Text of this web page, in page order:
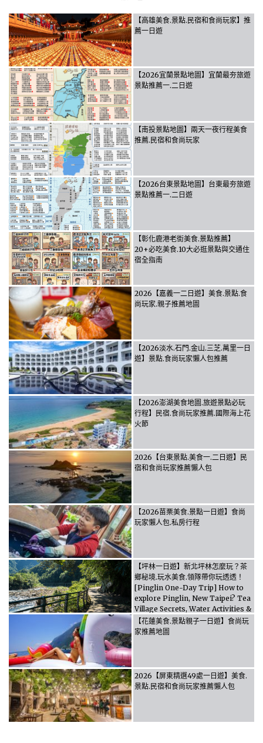
【高雄美食.景點.民宿和食尚玩家】推
薦一日遊
【2026宜蘭景點地圖】宜蘭最夯旅遊
景點推薦一.二日遊
【南投景點地圖】兩天一夜行程美食
推薦.民宿和食尚玩家
【2026台東景點地圖】台東最夯旅遊
景點推薦一.二日遊
【彰化鹿港老街美食.景點推薦】
20+必吃美食.10大必逛景點與交通住
宿全指南
2026【嘉義一二日遊】美食.景點.食
尚玩家.親子推薦地圖
【2026淡水.石門.金山.三芝.萬里一日
遊】景點.食尚玩家懶人包推薦
【2026澎湖美食地圖.旅遊景點必玩
行程】民宿.食尚玩家推薦.國際海上花
火節
2026【台東景點.美食一.二日遊】民
宿和食尚玩家推薦懶人包
【2026苗栗美食.景點一日遊】食尚
玩家懶人包.私房行程
【坪林一日遊】新北坪林怎麼玩？茶
鄉秘境.玩水美食.領隊帶你玩透透！
[Pinglin One-Day Trip] How to
explore Pinglin, New Taipei? Tea
Village Secrets, Water Activities &
Food, Let the guide take you
through it all!
【花蓮美食.景點親子一日遊】食尚玩
家推薦地圖
2026【屏東精選49處一日遊】美食.
景點.民宿和食尚玩家推薦懶人包